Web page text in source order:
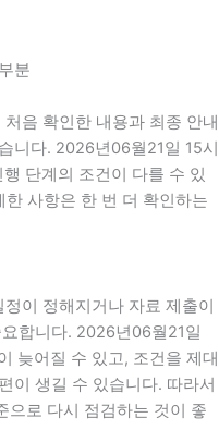
분
음 확인한 내용과 최종 안내
니다. 2026년06월21일 15시
단계의 조건이 다를 수 있
사항은 한 번 더 확인하는
이 정해지거나 자료 제출이
합니다. 2026년06월21일
늦어질 수 있고, 조건을 제대
이 생길 수 있습니다. 따라서
으로 다시 점검하는 것이 좋